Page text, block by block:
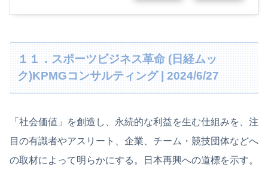
１１．スポーツビジネス革命 (日経ムッ
ク)KPMGコンサルティング | 2024/6/27
「社会価値」を創造し、永続的な利益を生む仕組みを、注
目の有識者やアスリート、企業、チーム・競技団体などへ
の取材によって明らかにする。日本再興への道標を示す。